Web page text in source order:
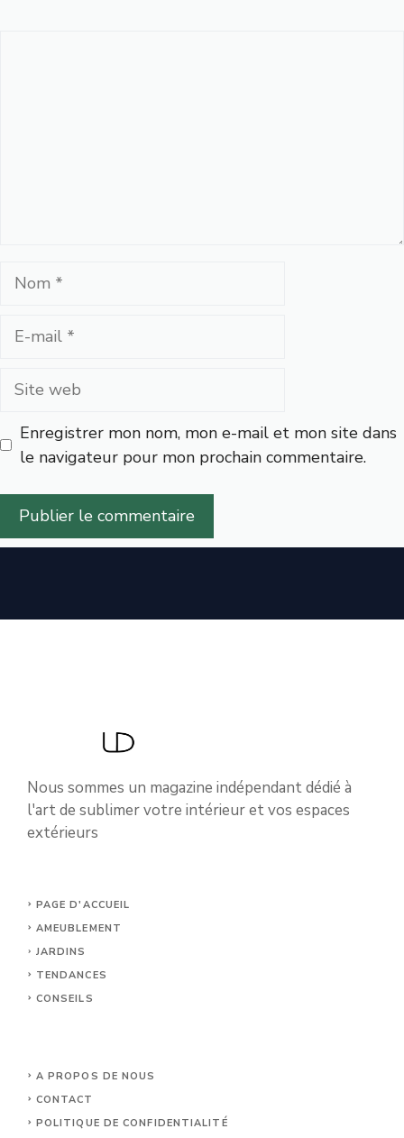
Nom
Site
Enregistrer mon nom, mon e-mail et mon site dans
le navigateur pour mon prochain commentaire.
Nous sommes un magazine indépendant dédié à
l'art de sublimer votre intérieur et vos espaces
extérieurs
PAGE D'ACCUEIL
AMEUBLEMENT
JARDINS
TENDANCES
CONSEILS
A PROPOS DE NOUS
CONTACT
POLITIQUE DE CONFIDENTIALITÉ